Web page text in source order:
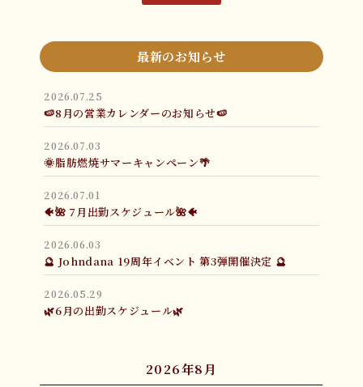
最新のお知らせ
2026.07.25
🍉8月の営業カレンダーのお知らせ🍉
2026.07.03
🌞脂肪燃焼サマーキャンペーン🌴
2026.07.01
🐠🌺 7月出勤スケジュール🌺🐠
2026.06.03
🔮 Johndana 19周年イベント 第3弾開催決定 🔮
2026.05.29
🌿6月の出勤スケジュール🌿
2026年8月